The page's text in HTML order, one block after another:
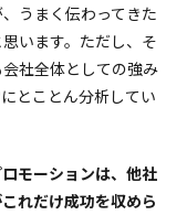
うまく伝わってきた
います。ただし、そ
社全体としての強み
とことん分析してい
ロモーションは、他社
れだけ成功を収めら